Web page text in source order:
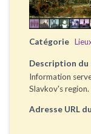
Catégorie
Description du
Information
Slavkov's region.
Adresse URL